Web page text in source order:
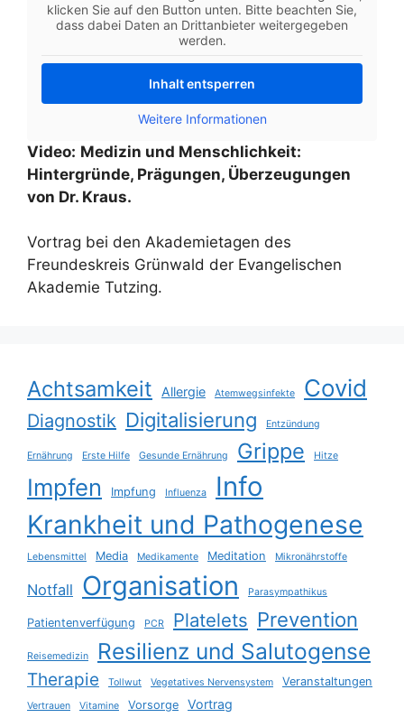
klicken Sie auf den Button unten. Bitte beachten Sie,
dass dabei Daten an Drittanbieter weitergegeben
werden.
Inhalt entsperren
Weitere Informationen
Video: Medizin und Menschlichkeit:
Hintergründe, Prägungen, Überzeugungen
von Dr. Kraus.
Vortrag bei den Akademietagen des
Freundeskreis Grünwald der Evangelischen
Akademie Tutzing.
Achtsamkeit Allergie Atemwegsinfekte Covid
Diagnostik Digitalisierung Entzündung
Ernährung Erste Hilfe Gesunde Ernährung Grippe Hitze
Impfen Impfung Influenza Info
Krankheit und Pathogenese
Lebensmittel Media Medikamente Meditation Mikronährstoffe
Notfall Organisation Parasympathikus
Patientenverfügung PCR Platelets Prevention
Reisemedizin Resilienz und Salutogense
Therapie Tollwut Vegetatives Nervensystem Veranstaltungen
Vertrauen Vitamine Vorsorge Vortrag